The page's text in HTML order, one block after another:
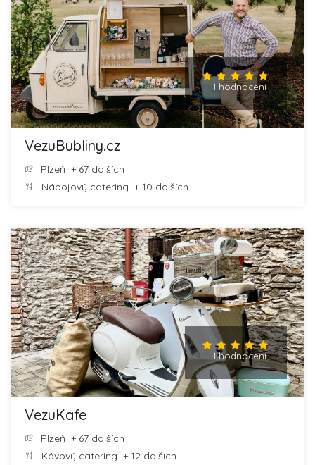
1 hodnocení
VezuBubliny.cz
Plzeň + 67 dalších
Nápojový catering + 10 dalších
1 hodnocení
VezuKafe
Plzeň + 67 dalších
Kávový catering + 12 dalších